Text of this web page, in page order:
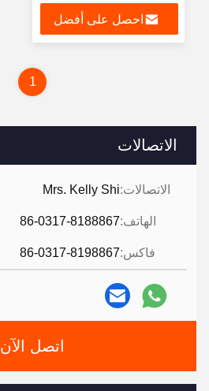
الاتصالات
الاتصالات:Mrs. Kelly Shi
الهاتف:86-0317-8188867
فاكس:86-0317-8198867
اتصل الآن
احصل على أفضل
1